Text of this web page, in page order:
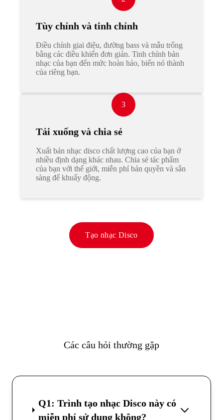
Tùy chỉnh và tinh chỉnh
Điều chỉnh giai điệu, đường bass và mẫu trống
bằng các điều khiển đơn giản. Tinh chỉnh bản
nhạc của bạn đến mức hoàn hảo, biến nó thành
của riêng bạn.
3
Tải xuống và chia sẻ
Xuất bản nhạc disco chất lượng cao của bạn ở
nhiều định dạng khác nhau. Chia sẻ tác phẩm
của bạn với thế giới, miễn phí bản quyền và sẵn
sàng để khuấy động.
Tạo nhạc Disco
Các câu hỏi thường gặp
Q1: Trình tạo nhạc Disco này có
miễn phí sử dụng không?